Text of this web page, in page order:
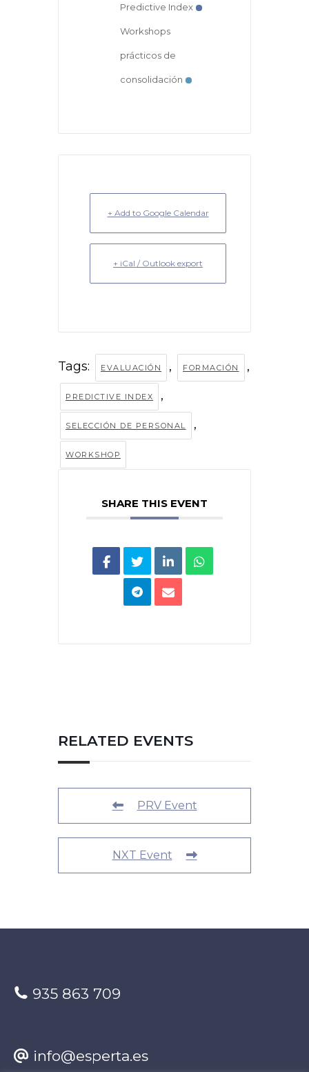
Predictive Index
Workshops
prácticos de
consolidación
+ Add to Google Calendar
+ iCal / Outlook export
Tags: EVALUACIÓN , FORMACIÓN ,
PREDICTIVE INDEX ,
SELECCIÓN DE PERSONAL ,
WORKSHOP
SHARE THIS EVENT
RELATED EVENTS
PRV Event
NXT Event
935 863 709
info@esperta.es